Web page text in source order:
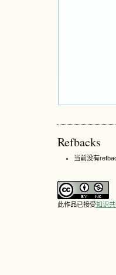
Refbacks
当前没有
此作品已接受知识